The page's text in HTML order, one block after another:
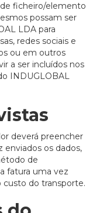
ficheiro/elemento
possam ser
LDA para
redes sociais e
ou em outros
a ser incluídos nos
INDUGLOBAL
deverá preencher
enviados os dados,
de
fatura uma vez
custo do transporte.